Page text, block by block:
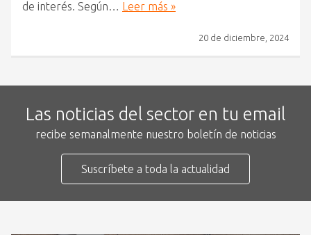
de interés. Según… Leer más »
20 de diciembre, 2024
Las noticias del sector en tu email
recibe semanalmente nuestro boletín de noticias
Suscríbete a toda la actualidad